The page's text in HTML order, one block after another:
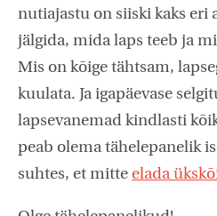
nutiajastu on siiski kaks eri
jälgida, mida laps teeb ja
Mis on kõige tähtsam,
kuulata. Ja igapäevase
lapsevanemad kindlasti
peab olema tähelepanelik
suhtes, et mitte elada